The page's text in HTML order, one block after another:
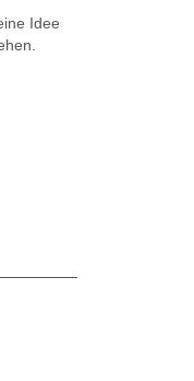
Idee